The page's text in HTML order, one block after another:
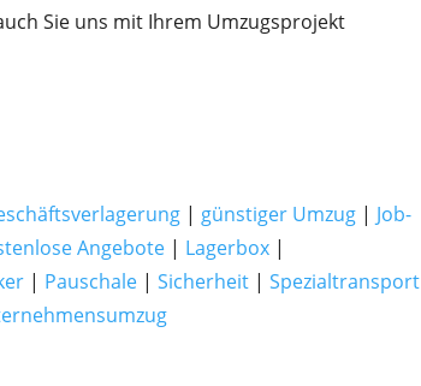
Sie uns mit Ihrem Umzugsprojekt
| günstiger Umzug| Job-
Angebote| Lagerbox|
| Pauschale| Sicherheit| Spezialtransport